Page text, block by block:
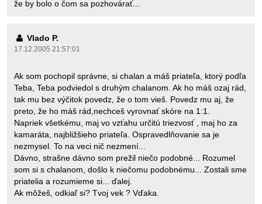
že by bolo o čom sa pozhovárať...
Vlado P.
17.12.2005 21:57:01
Ak som pochopil správne, si chalan a máš priateľa, ktorý podľa
Teba, Teba podviedol s druhým chalanom. Ak ho máš ozaj rád,
tak mu bez výčitok povedz, že o tom vieš. Povedz mu aj, že
preto, že ho máš rád,nechceš vyrovnať skóre na 1:1.
Napriek všetkému, maj vo vzťahu určitú triezvosť , maj ho za
kamaráta, najbližšieho priateľa. Ospravedlňovanie sa je
nezmysel. To na veci nič nezmení...
Dávno, strašne dávno som prežil niečo podobné... Rozumel
som si s chalanom, došlo k niečomu podobnému... Zostali sme
priatelia a rozumieme si... ďalej.
Ak môžeš, odkiaľ si? Tvoj vek ? Vďaka.